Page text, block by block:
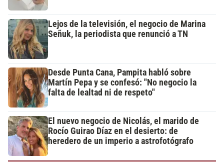
Lejos de la televisión, el negocio de Marina
Señuk, la periodista que renunció a TN
Desde Punta Cana, Pampita habló sobre
Martín Pepa y se confesó: "No negocio la
falta de lealtad ni de respeto"
El nuevo negocio de Nicolás, el marido de
Rocío Guirao Díaz en el desierto: de
heredero de un imperio a astrofotógrafo